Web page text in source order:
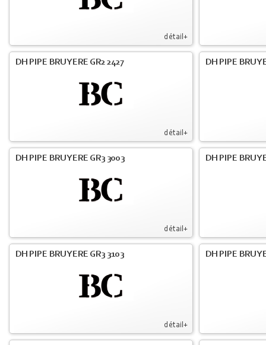
détail+
détail+
DH PIPE BRUYERE GR2 2427 DH PIPE
détail+
DH PIPE BRUYERE GR3 3003 DH PIPE
détail+
DH PIPE BRUYERE GR3 3103 DH PIPE